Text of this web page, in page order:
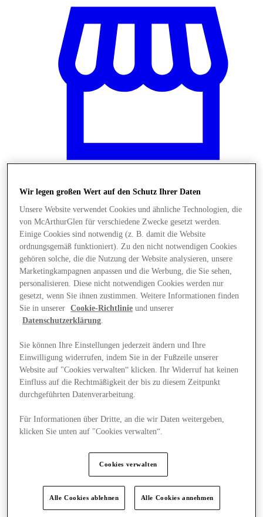
Stores
Wir legen großen Wert auf den Schutz Ihrer Daten
Unsere Website verwendet Cookies und ähnliche Technologien, die
von McArthurGlen für verschiedene Zwecke gesetzt werden.
Einige Cookies sind notwendig (z. B. damit die Website
ordnungsgemäß funktioniert). Zu den nicht notwendigen Cookies
gehören solche, die die Nutzung der Website analysieren, unsere
Marketingkampagnen anpassen und die Werbung, die Sie sehen,
personalisieren. Diese nicht notwendigen Cookies werden nur
gesetzt, wenn Sie ihnen zustimmen. Weitere Informationen finden
Sie in unserer
Cookie-Richtlinie und unserer
Datenschutzerklärung.
Sie können Ihre Einstellungen jederzeit ändern und Ihre
Einwilligung widerrufen, indem Sie in der Fußzeile unserer
Website auf "Cookies verwalten“ klicken. Ihr Widerruf hat keinen
Einfluss auf die Rechtmäßigkeit der bis zu diesem Zeitpunkt
durchgeführten Datenverarbeitung.
Für Informationen über Dritte, an die wir Daten weitergeben,
klicken Sie unten auf "Cookies verwalten“.
Cookies verwalten
Alle Cookies ablehnen Alle Cookies annehmen